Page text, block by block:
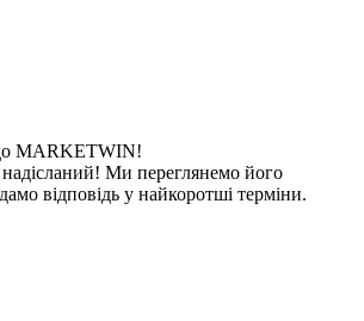
MARKETWIN!
Ми переглянемо його
відповідь у найкоротші терміни.